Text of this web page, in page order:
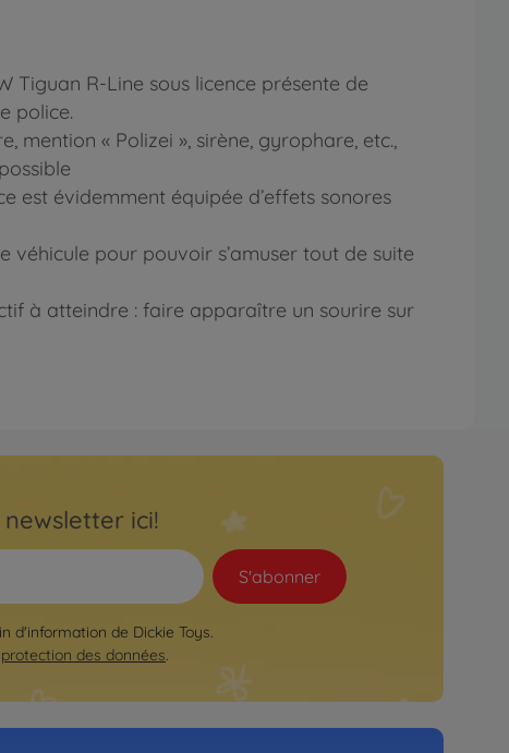
Tiguan R-Line sous licence présente de
police.
mention « Polizei », sirène, gyrophare, etc.,
est évidemment équipée d’effets sonores
véhicule pour pouvoir s’amuser tout de suite
à atteindre : faire apparaître un sourire sur
ici!
S'abonner
d'information de Dickie Toys.
protection des données.